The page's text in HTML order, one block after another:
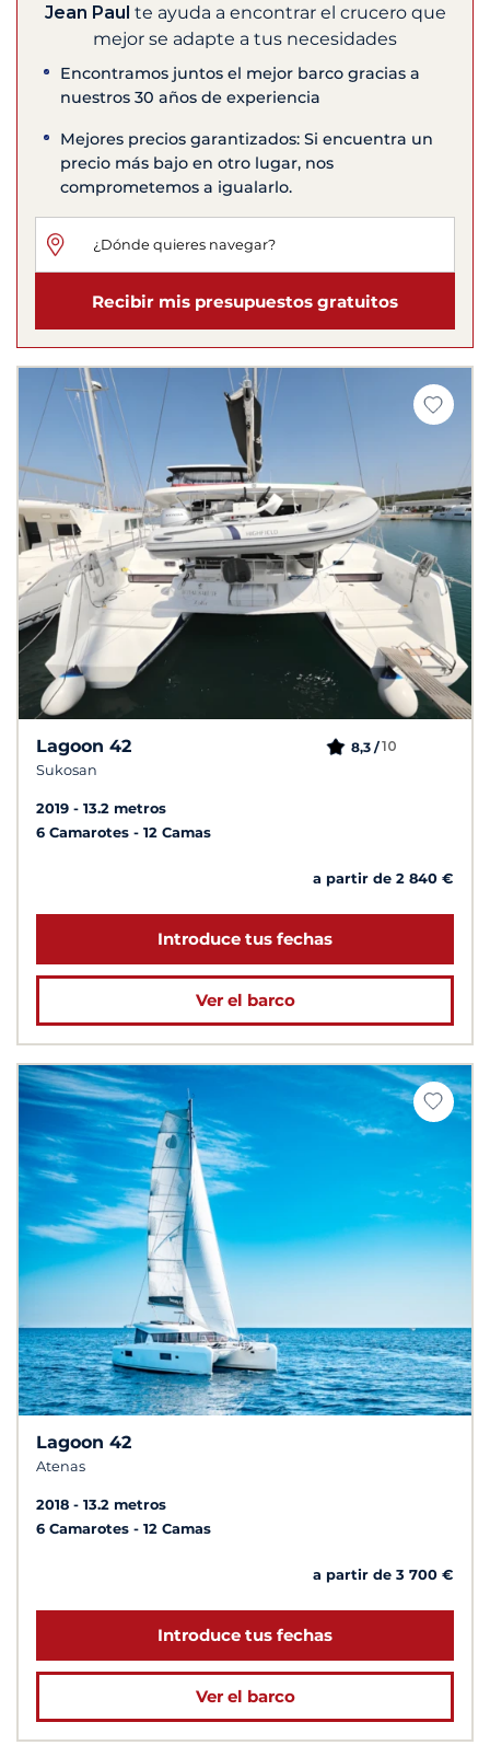
Jean Paul te ayuda a encontrar el crucero que
mejor se adapte a tus necesidades
Encontramos juntos el mejor barco gracias a
nuestros 30 años de experiencia
Mejores precios garantizados: Si encuentra un
precio más bajo en otro lugar, nos
comprometemos a igualarlo.
Recibir mis presupuestos gratuitos
Lagoon 42
Sukosan
8,3 /10
2019
13.2 metros
6 Camarotes
12 Camas
a partir de 2 840 €
Introduce tus fechas
Ver el barco
Lagoon 42
Atenas
2018
13.2 metros
6 Camarotes
12 Camas
a partir de 3 700 €
Introduce tus fechas
Ver el barco